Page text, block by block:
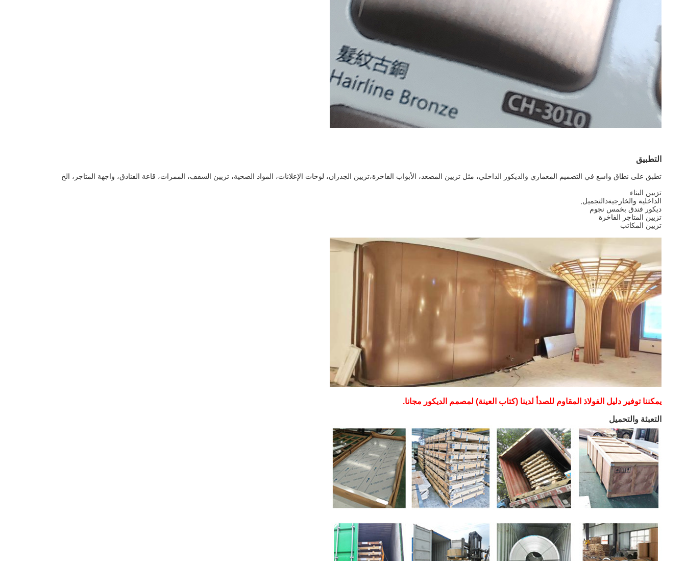
التطبيق
تطبق على نطاق واسع في التصميم المعماري والديكور الداخلي، مثل تزيين المصعد، الأبواب الفاخرة،تزيين الجدران، لوحات الإعلانات، المواد الصحية، تزيين السقف، الممرات، قاعة الفنادق، واجهة المتاجر، الخ
تزيين البناء
الداخلية والخارجيةدالتجميل
ديكور فندق بخمس نجوم
تزيين المتاجر الفاخرة
تزيين المكاتب
يمكننا توفير دليل الفولاذ المقاوم للصدأ لدينا (كتاب العينة) لمصمم الديكور مجانا.
التعبئة والتحميل